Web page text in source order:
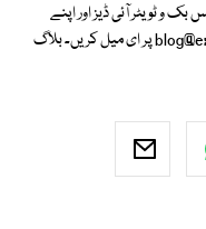
و ٹویٹر آئی ڈیز اور اپنے
پر ای میل کریں۔ بلاگ